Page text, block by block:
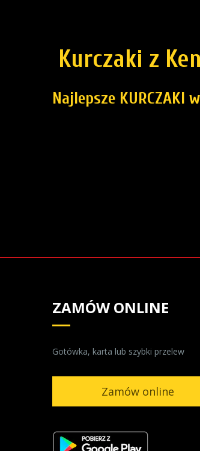
Kurczaki z
Najlepsze KURCZAKI
ZAMÓW ONLINE
Gotówka, karta lub szybki przelew
Zamów online